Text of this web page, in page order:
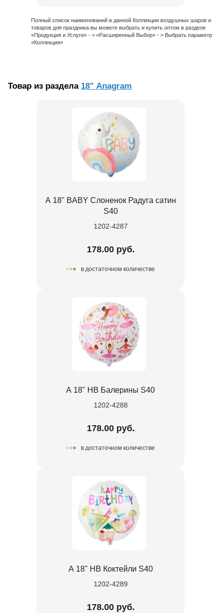
Полный список наименований в данной Коллекции воздушных шаров и
товаров для праздника вы можете выбрать и купить оптом в разделе
«Продукция и Услуги» - > «Расширенный Выбор» - > Выбрать параметр
«Коллекция»
Товар из раздела 18" Anagram
А 18" BABY Слоненок Радуга сатин
S40
1202-4287
178.00 руб.
в достаточном количестве
А 18" HB Балерины S40
1202-4288
178.00 руб.
в достаточном количестве
А 18" HB Коктейли S40
1202-4289
178.00 руб.